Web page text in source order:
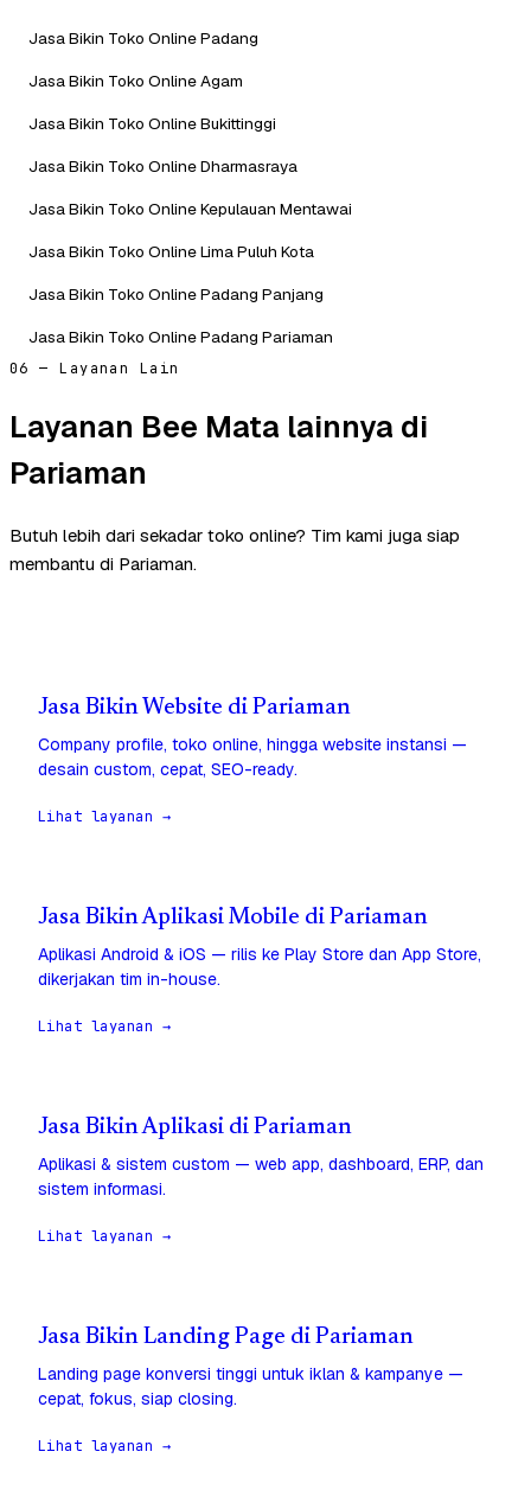
Jasa Bikin Toko Online Padang
Jasa Bikin Toko Online Agam
Jasa Bikin Toko Online Bukittinggi
Jasa Bikin Toko Online Dharmasraya
Jasa Bikin Toko Online Kepulauan Mentawai
Jasa Bikin Toko Online Lima Puluh Kota
Jasa Bikin Toko Online Padang Panjang
Jasa Bikin Toko Online Padang Pariaman
06 — Layanan Lain
Layanan Bee Mata lainnya di
Pariaman
Butuh lebih dari sekadar toko online? Tim kami juga siap
membantu di Pariaman.
Jasa Bikin Website di Pariaman
Company profile, toko online, hingga website instansi —
desain custom, cepat, SEO-ready.
Lihat layanan →
Jasa Bikin Aplikasi Mobile di Pariaman
Aplikasi Android & iOS — rilis ke Play Store dan App Store,
dikerjakan tim in-house.
Lihat layanan →
Jasa Bikin Aplikasi di Pariaman
Aplikasi & sistem custom — web app, dashboard, ERP, dan
sistem informasi.
Lihat layanan →
Jasa Bikin Landing Page di Pariaman
Landing page konversi tinggi untuk iklan & kampanye —
cepat, fokus, siap closing.
Lihat layanan →